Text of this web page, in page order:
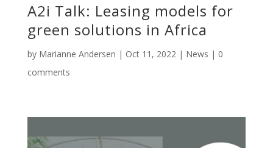
A2i Talk: Leasing models for
green solutions in Africa
by Marianne Andersen | Oct 11, 2022| News | 0
comments